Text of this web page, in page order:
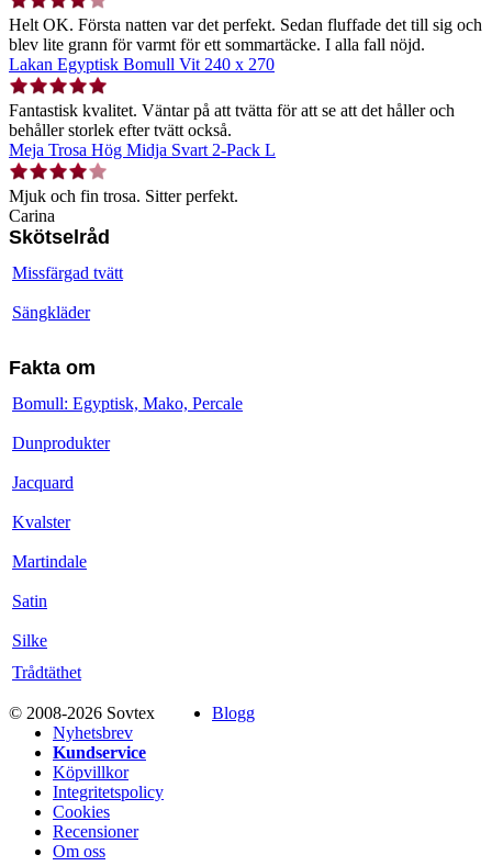
Helt OK. Första natten var det perfekt. Sedan fluffade det till sig och
blev lite grann för varmt för ett sommartäcke. I alla fall nöjd.
Lakan Egyptisk Bomull Vit 240 x 270
Fantastisk kvalitet. Väntar på att tvätta för att se att det håller och
behåller storlek efter tvätt också.
Meja Trosa Hög Midja Svart 2-Pack L
Mjuk och fin trosa. Sitter perfekt.
Carina
Skötselråd
Missfärgad tvätt
Sängkläder
Fakta om
Bomull: Egyptisk, Mako, Percale
Dunprodukter
Jacquard
Kvalster
Martindale
Satin
Silke
Trådtäthet
© 2008-2026 Sovtex
Blogg
Nyhetsbrev
Kundservice
Köpvillkor
Integritetspolicy
Cookies
Recensioner
Om oss